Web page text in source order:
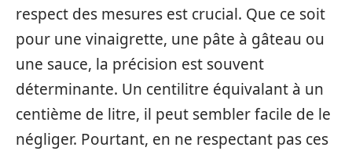
respect des mesures est crucial. Que ce soit
pour une vinaigrette, une pâte à gâteau ou
une sauce, la précision est souvent
déterminante. Un centilitre équivalant à un
centième de litre, il peut sembler facile de le
négliger. Pourtant, en ne respectant pas ces